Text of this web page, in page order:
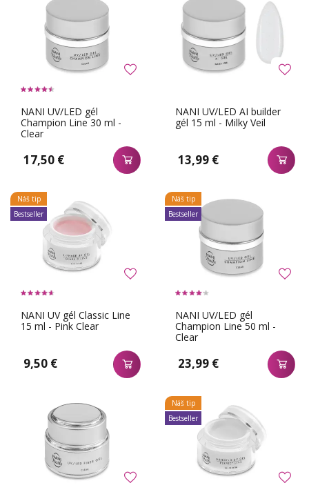
NANI UV/LED gél
Champion Line 30 ml -
Clear
17,50 €
NANI UV/LED AI builder
gél 15 ml - Milky Veil
13,99 €
NANI UV gél Classic Line
15 ml - Pink Clear
9,50 €
Náš tip
Bestseller
NANI UV/LED gél
Champion Line 50 ml -
Clear
23,99 €
Náš tip
Bestseller
Náš tip
Bestseller